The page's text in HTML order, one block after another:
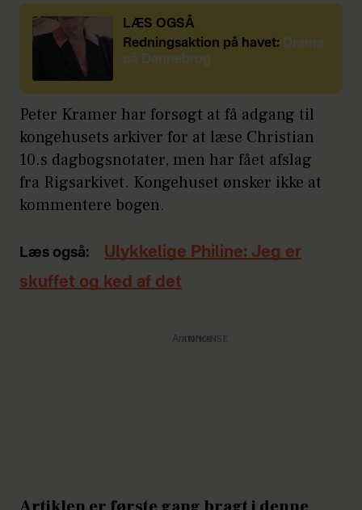
LÆS OGSÅ
Redningsaktion på havet: Drama
på Dannebrog
Peter Kramer har forsøgt at få adgang til
kongehusets arkiver for at læse Christian
10.s dagbogsnotater, men har fået afslag
fra Rigsarkivet. Kongehuset ønsker ikke at
kommentere bogen.
Læs også:
Ulykkelige Philine: Jeg er
skuffet og ked af det
Annonce